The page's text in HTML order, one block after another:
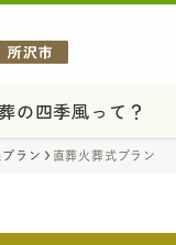
の四季風って？
プラン 直葬火葬式プラン